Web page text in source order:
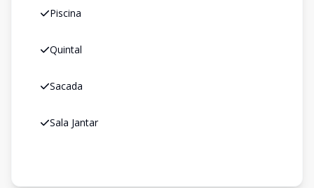
Piscina
Quintal
Sacada
Sala Jantar